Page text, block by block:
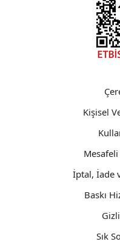
Kişisel
Mesafeli
İptal, İade
Baskı
Sık